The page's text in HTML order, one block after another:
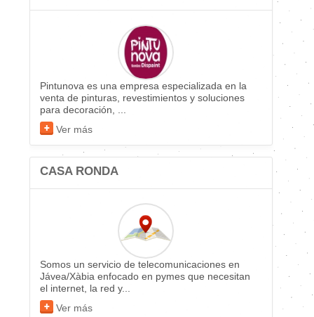
Pintunova es una empresa especializada en la
venta de pinturas, revestimientos y soluciones
para decoración, ...
Ver más
CASA RONDA
Somos un servicio de telecomunicaciones en
Jávea/Xàbia enfocado en pymes que necesitan
el internet, la red y...
Ver más